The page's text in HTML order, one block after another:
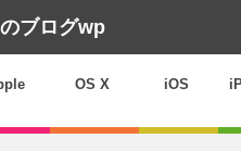
ブログwp
OS X iOS